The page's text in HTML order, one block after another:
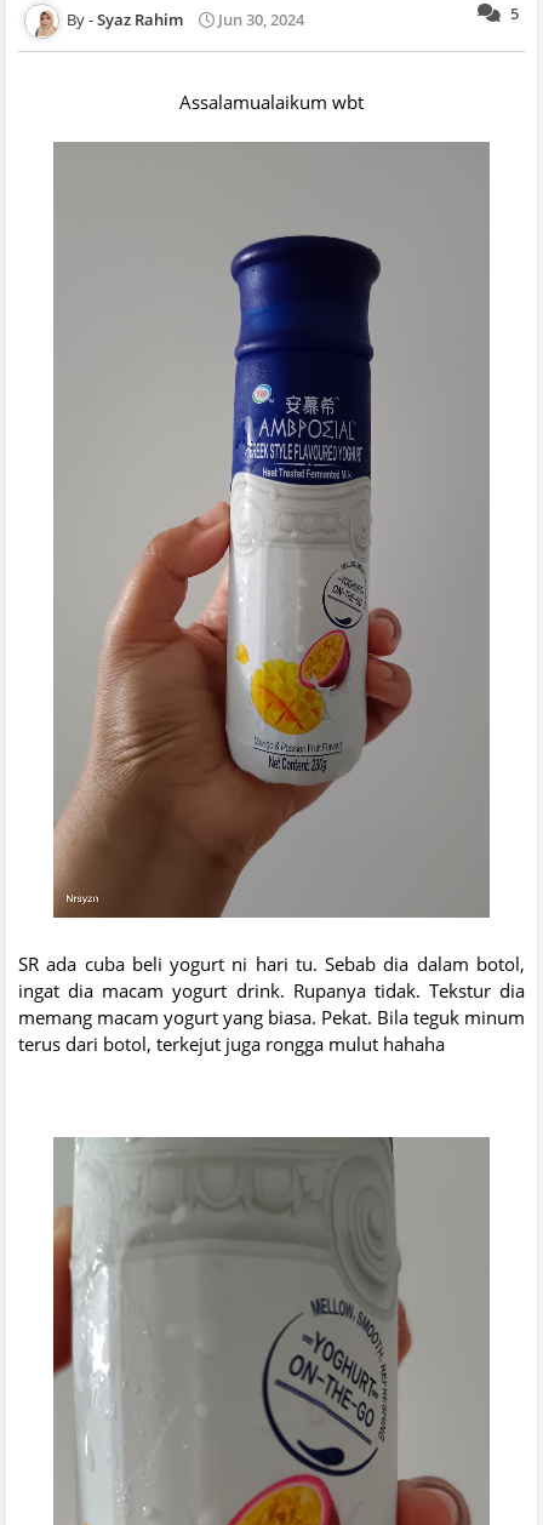
5
Syaz Rahim Jun 30, 2024
Assalamualaikum wbt
SR ada cuba beli yogurt ni hari tu. Sebab dia dalam botol,
ingat dia macam yogurt drink. Rupanya tidak. Tekstur dia
memang macam yogurt yang biasa. Pekat. Bila teguk minum
terus dari botol, terkejut juga rongga mulut hahaha